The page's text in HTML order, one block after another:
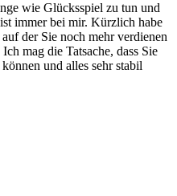
wie Glücksspiel zu tun und
immer bei mir. Kürzlich habe
der Sie noch mehr verdienen
Ich mag die Tatsache, dass Sie
und alles sehr stabil